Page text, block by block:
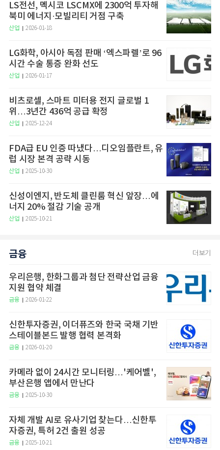
LS전선, 멕시코 LSCMX에 2300억 투자해
북미 에너지·모빌리티 거점 구축
산업 2026-01-18
LG화학, 아시아 독점 판매 ‘엑스파렐’로 96
시간 수술 통증 완화 선도
산업 2026-01-17
비츠로셀, 스마트 미터용 전지 글로벌 1
위…3년간 436억 공급 확정
산업 2025-12-24
FDA급 EU 인증 따냈다…디오임플란트, 유
럽 시장 본격 공략 시동
산업 2025-10-30
신성이엔지, 반도체 클린룸 혁신 앞장…에
너지 20% 절감 기술 공개
산업 2025-10-21
금융 더보기
우리은행, 한화그룹과 첨단 전략산업 금융
지원 협약 체결
금융 2026-01-22
신한투자증권, 이더퓨즈와 한국 국채 기반
스테이블본드 발행 협력 본격화
금융 2026-01-20
카메라 없이 24시간 모니터링…'케어벨',
부산은행 앱에서 만난다
금융 2025-10-30
자체 개발 AI로 유사기업 찾는다…신한투
자증권, 특허 2건 출원 성공
금융 2025-10-21